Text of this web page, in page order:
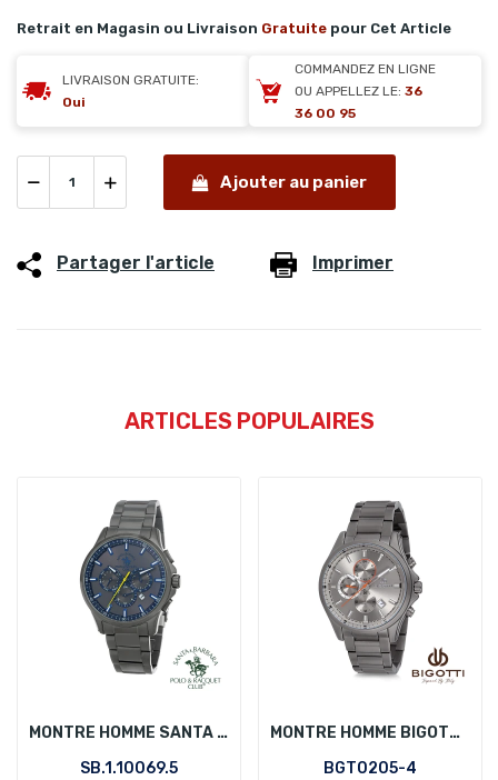
Retrait en Magasin ou Livraison Gratuite pour Cet Article
LIVRAISON GRATUITE:
Oui
COMMANDEZ EN LIGNE
OU APPELLEZ LE: 36
36 00 95
Ajouter au panier
Partager l'article Imprimer
ARTICLES POPULAIRES
MONTRE HOMME SANTA BARBARA POLO SB.1.10069.5
SB.1.10069.5
MONTRE HOMME BIGOTTI BGT0205-4
BGT0205-4